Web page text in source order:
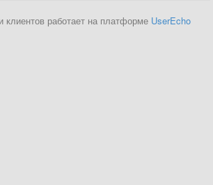
клиентов работает на платформе UserEcho